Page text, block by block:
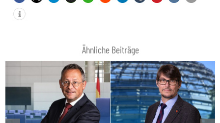
Ähnliche Beiträge